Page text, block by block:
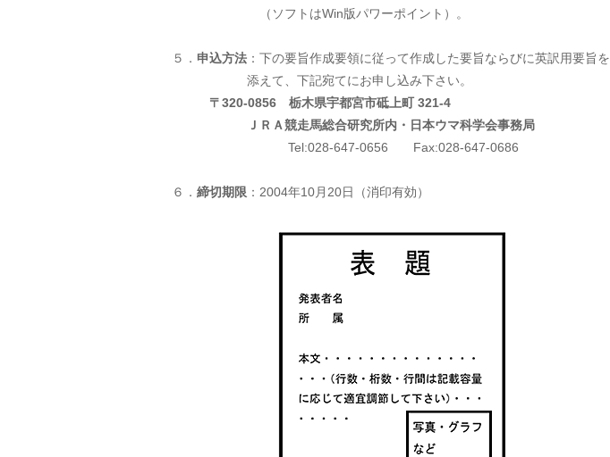
（ソフトはWin版パワーポイント）。
５． 申込方法 ：下の要旨作成要領に従って作成した要旨ならびに英訳用要旨を
添えて、下記宛てにお申し込み下さい。
〒320-0856 栃木県宇都宮市砥上町 321-4
ＪＲＡ競走馬総合研究所内・日本ウマ科学会事務局
Tel:028-647-0656 Fax:028-647-0686
６． 締切期限 ：2004年10月20日（消印有効）